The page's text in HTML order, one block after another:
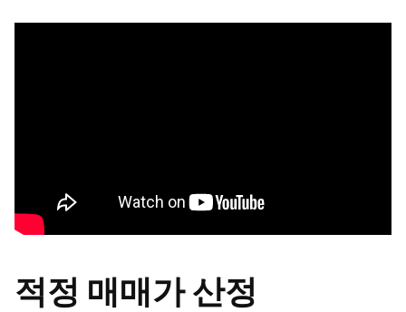
적정 매매가 산정